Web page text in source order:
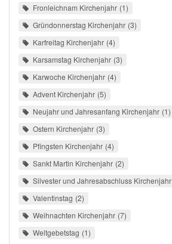
Fronleichnam Kirchenjahr 1
Gründonnerstag Kirchenjahr 3
Karfreitag Kirchenjahr 4
Karsamstag Kirchenjahr 3
Karwoche Kirchenjahr 4
Advent Kirchenjahr 5
Neujahr und Jahresanfang Kirchenjahr 1
Ostern Kirchenjahr 3
Pfingsten Kirchenjahr 4
Sankt Martin Kirchenjahr 2
Silvester und Jahresabschluss Kirchenjahr
Valentinstag 2
Weihnachten Kirchenjahr 7
Weltgebetstag 1